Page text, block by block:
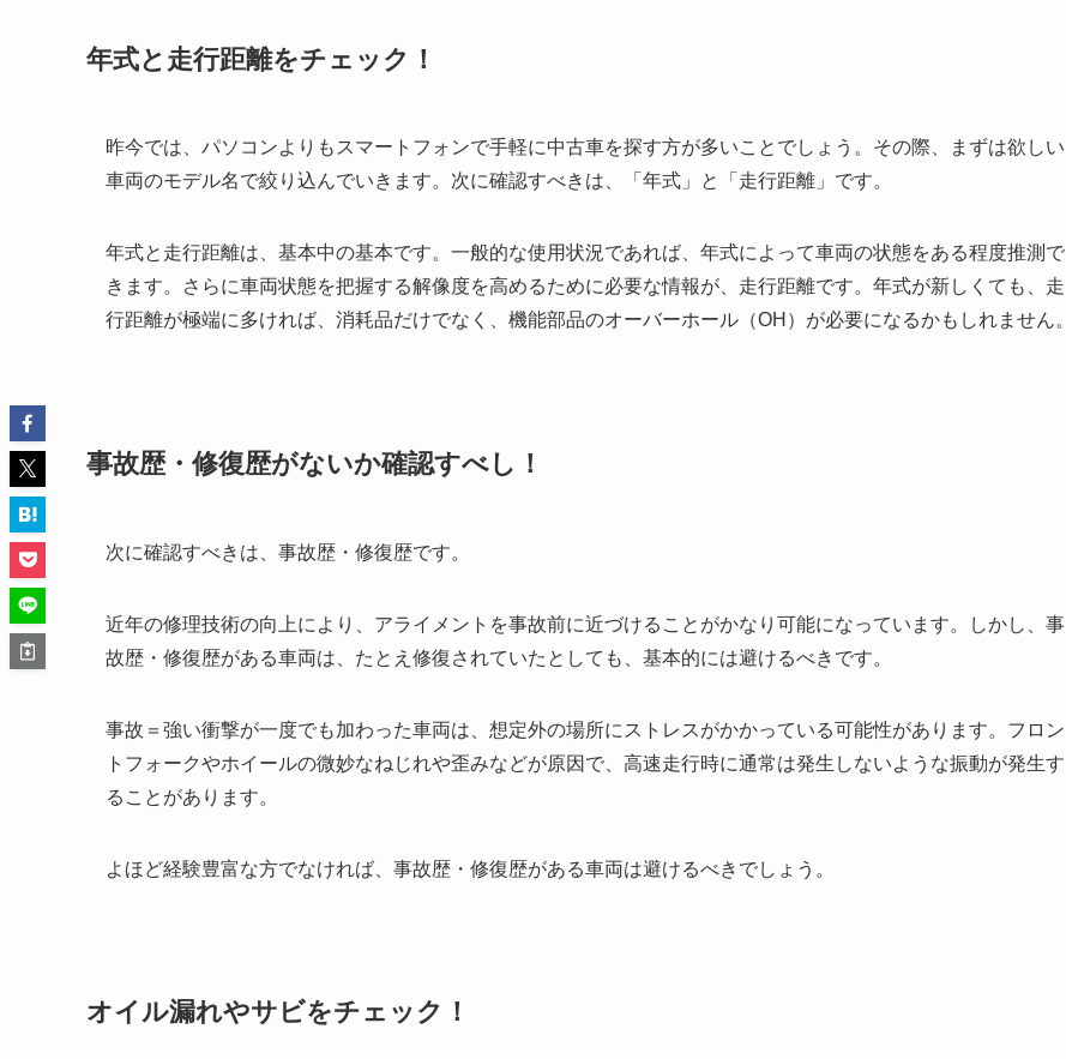
年式と走行距離をチェック！
昨今では、パソコンよりもスマートフォンで手軽に中古車を探す方が多いことでしょう。その際、まずは欲しい
車両のモデル名で絞り込んでいきます。次に確認すべきは、「年式」と「走行距離」です。
年式と走行距離は、基本中の基本です。一般的な使用状況であれば、年式によって車両の状態をある程度推測で
きます。さらに車両状態を把握する解像度を高めるために必要な情報が、走行距離です。年式が新しくても、走
行距離が極端に多ければ、消耗品だけでなく、機能部品のオーバーホール（OH）が必要になるかもしれません。
事故歴・修復歴がないか確認すべし！
次に確認すべきは、事故歴・修復歴です。
近年の修理技術の向上により、アライメントを事故前に近づけることがかなり可能になっています。しかし、事
故歴・修復歴がある車両は、たとえ修復されていたとしても、基本的には避けるべきです。
事故＝強い衝撃が一度でも加わった車両は、想定外の場所にストレスがかかっている可能性があります。フロン
トフォークやホイールの微妙なねじれや歪みなどが原因で、高速走行時に通常は発生しないような振動が発生す
ることがあります。
よほど経験豊富な方でなければ、事故歴・修復歴がある車両は避けるべきでしょう。
オイル漏れやサビをチェック！